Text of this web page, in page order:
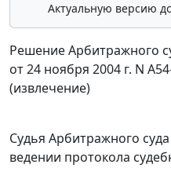
Актуальную версию
Решение Арбитражного
от 24 ноября 2004 г. N
(извлечение)
Судья Арбитражного
ведении протокола